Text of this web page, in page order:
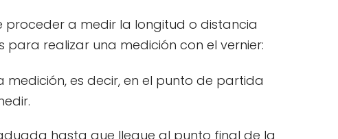
proceder a medir la longitud o distancia
realizar una medición con el vernier:
es decir, en el punto de partida
hasta que llegue al punto final de la